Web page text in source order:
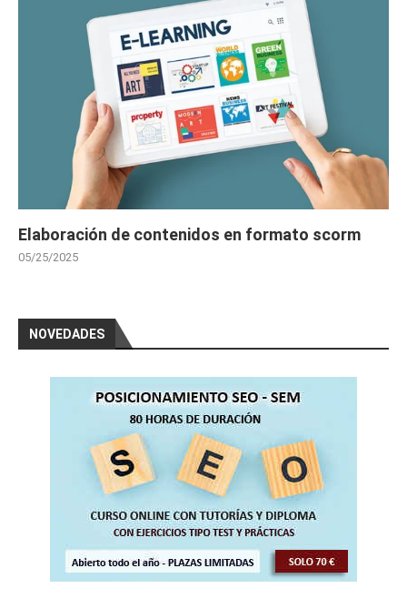
Elaboración de contenidos en formato scorm
05/25/2025
NOVEDADES